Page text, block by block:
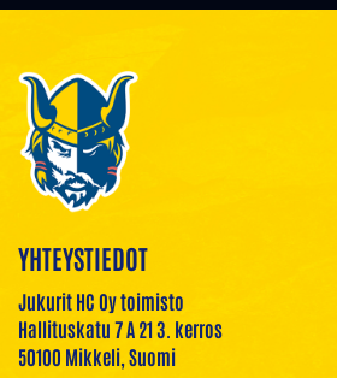
YHTEYSTIEDOT
Jukurit HC Oy toimisto
Hallituskatu 7 A 21 3. kerros
50100 Mikkeli, Suomi